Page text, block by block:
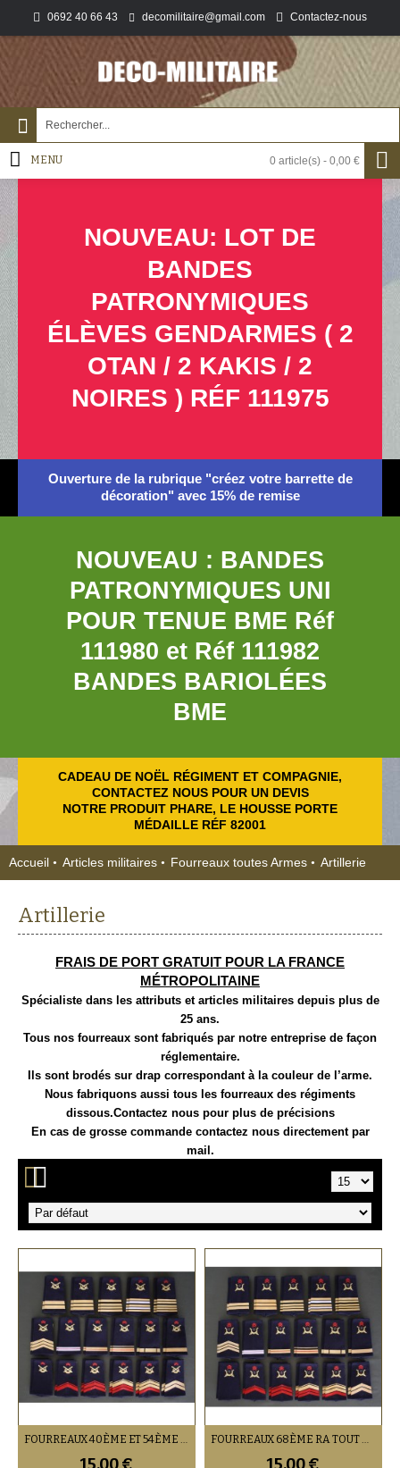
0692 40 66 43 decomilitaire@gmail.com Contactez-nous
0 article(s) - 0,00 €
MENU
NOUVEAU: LOT DE
BANDES
PATRONYMIQUES
ÉLÈVES GENDARMES ( 2
OTAN / 2 KAKIS / 2
NOIRES ) RÉF 111975
Ouverture de la rubrique "créez votre barrette de
décoration" avec 15% de remise
NOUVEAU : BANDES
PATRONYMIQUES UNI
POUR TENUE BME Réf
111980 et Réf 111982
BANDES BARIOLÉES
BME
CADEAU DE NOËL RÉGIMENT ET COMPAGNIE,
CONTACTEZ NOUS POUR UN DEVIS
NOTRE PRODUIT PHARE, LE HOUSSE PORTE
MÉDAILLE RÉF 82001
Accueil Articles militaires Fourreaux toutes Armes Artillerie
Artillerie
FRAIS DE PORT GRATUIT POUR LA FRANCE
MÉTROPOLITAINE
Spécialiste dans les attributs et articles militaires depuis plus de
25 ans.
Tous nos fourreaux sont fabriqués par notre entreprise de façon
réglementaire.
Ils sont brodés sur drap correspondant à la couleur de l’arme.
Nous fabriquons aussi tous les fourreaux des régiments
dissous.Contactez nous pour plus de précisions
En cas de grosse commande contactez nous directement par
mail.
FOURREAUX 40ÈME ET 54ÈME RA TOUT GRADE FOURREAUX 68ÈME RA TOUT GRADE